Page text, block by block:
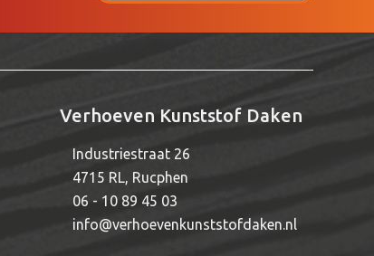
Verhoeven Kunststof Daken
Industriestraat 26
4715 RL, Rucphen
06 - 10 89 45 03
info@verhoevenkunststofdaken.nl